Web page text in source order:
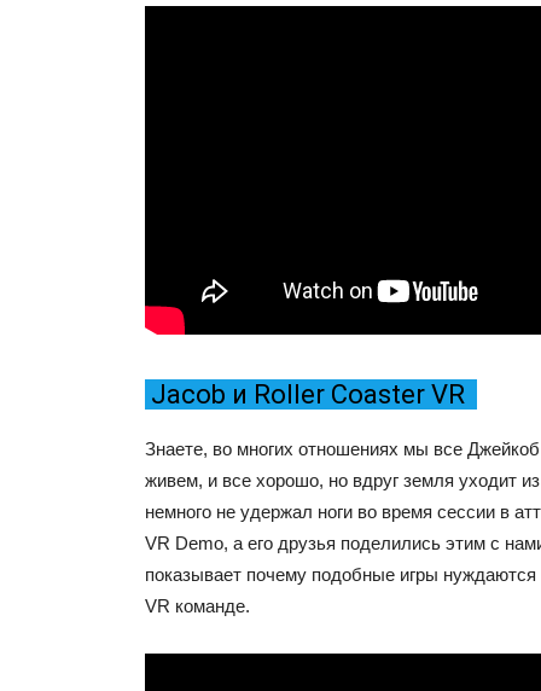
Jacob и Roller Coaster VR
Знаете, во многих отношениях мы все
живем, и все хорошо, но вдруг земля уходит
немного не удержал ноги во время сессии в
VR Demo, а его друзья поделились этим с
показывает почему подобные игры
VR команде.